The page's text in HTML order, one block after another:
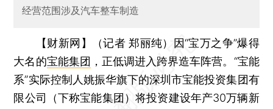
经营范围涉及汽车整车制造
【财新网】（记者 郑丽纯）
因“宝万之争”爆得
大名的宝能集团 ，正低调进入跨界造车阵营。“宝能
系”实际控制人姚振华旗下的深圳市宝能投资集团有
限公司（下称宝能集团）将投资建设年产30万辆新